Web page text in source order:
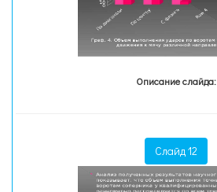
Описание слайда:
Слайд 12